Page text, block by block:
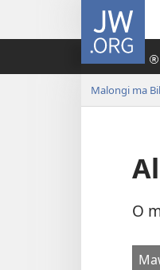
JW.ORG
Malongi ma
O